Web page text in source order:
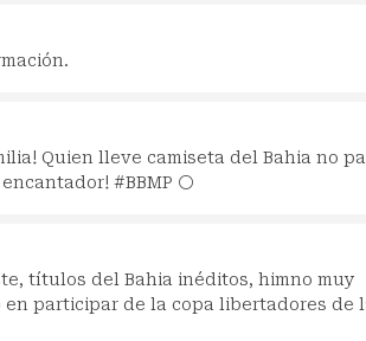
Quien lleve camiseta del Bahia no
#BBMP ⚪️
títulos del Bahia inéditos, himno muy
participar de la copa libertadores de